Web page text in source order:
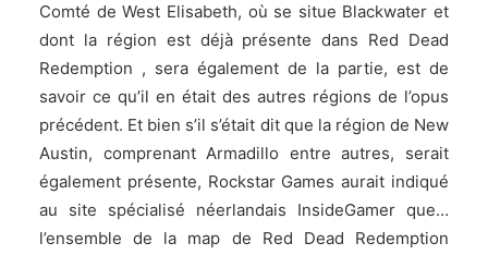
Comté de West Elisabeth, où se situe Blackwater et
dont la région est déjà présente dans Red Dead
Redemption , sera également de la partie, est de
savoir ce qu’il en était des autres régions de l’opus
précédent. Et bien s’il s’était dit que la région de New
Austin, comprenant Armadillo entre autres, serait
également présente, Rockstar Games aurait indiqué
au site spécialisé néerlandais InsideGamer que…
l’ensemble de la map de Red Dead Redemption